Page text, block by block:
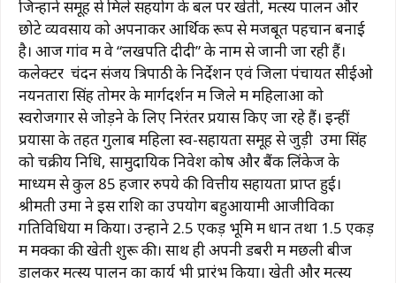
o
k
p k
जिन्होंने समूह से मिले सहयोग के बल पर खेती, मत्स्य पालन और
छोटे व्यवसाय को अपनाकर आर्थिक रूप से मजबूत पहचान बनाई
है। आज गांव में वे “लखपति दीदी” के नाम से जानी जा रही हैं।
कलेक्टर चंदन संजय त्रिपाठी के निर्देशन एवं जिला पंचायत सीईओ
नयनतारा सिंह तोमर के मार्गदर्शन में जिले में महिलाओं को
स्वरोजगार से जोड़ने के लिए निरंतर प्रयास किए जा रहे हैं। इन्हीं
प्रयासों के तहत गुलाब महिला स्व-सहायता समूह से जुड़ी उमा सिंह
को चक्रीय निधि, सामुदायिक निवेश कोष और बैंक लिंकेज के
माध्यम से कुल 85 हजार रुपये की वित्तीय सहायता प्राप्त हुई।
श्रीमती उमा ने इस राशि का उपयोग बहुआयामी आजीविका
गतिविधियों में किया। उन्होंने 2.5 एकड़ भूमि में धान तथा 1.5 एकड़
में मक्का की खेती शुरू की। साथ ही अपनी डबरी में मछली बीज
डालकर मत्स्य पालन का कार्य भी प्रारंभ किया। खेती और मत्स्य